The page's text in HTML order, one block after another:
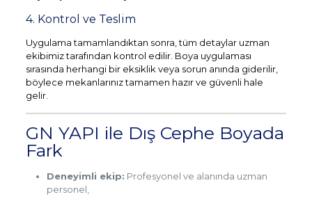
4. Kontrol ve Teslim
Uygulama tamamlandıktan sonra, tüm detaylar uzman
ekibimiz tarafından kontrol edilir. Boya uygulaması
sırasında herhangi bir eksiklik veya sorun anında giderilir,
böylece mekanlarınız tamamen hazır ve güvenli hale
gelir.
GN YAPI ile Dış Cephe Boyada
Fark
Deneyimli ekip: Profesyonel ve alanında uzman
personel,